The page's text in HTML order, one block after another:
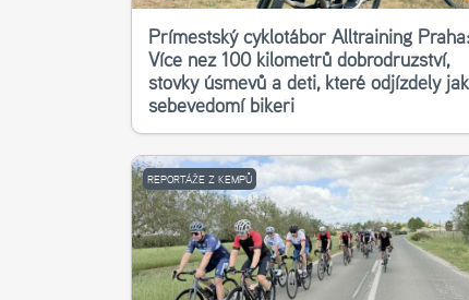
Příměstský cyklotábor Alltraining Praha:
Více než 100 kilometrů dobrodružství,
stovky úsměvů a děti, které odjížděly
sebevědomí bikeři
REPORTÁŽE Z KEMPŮ